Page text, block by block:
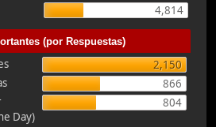
4,814
(por Respuestas)
2,150
866
Day)
804